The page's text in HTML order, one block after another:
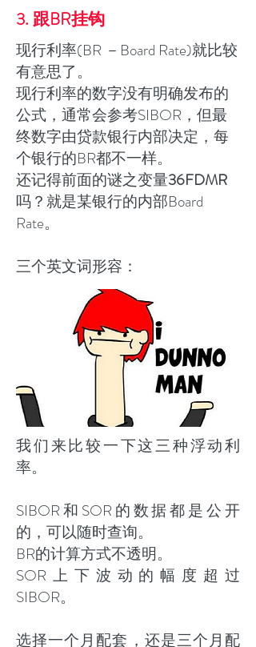
3. 跟BR挂钩
现行利率(BR －Board Rate)就比较
有意思了。
现行利率的数字没有明确发布的
公式，通常会参考SIBOR，但最
终数字由贷款银行内部决定，每
个银行的BR都不一样。
还记得前面的谜之变量36FDMR
吗？就是某银行的内部Board
Rate。
三个英文词形容：
我们来比较一下这三种浮动利
率。
SIBOR和SOR的数据都是公开
的，可以随时查询。
BR的计算方式不透明。
SOR上下波动的幅度超过
SIBOR。
选择一个月配套，还是三个月配